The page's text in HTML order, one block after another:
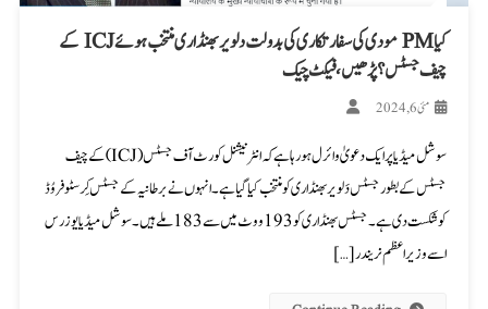
کیا PM مودی کی سفارتکاری کی بدولت دلویر بھنڈاری منتخب ہوئے ICJ کے
چیف جسٹس؟ پڑھیں، فیکٹ چیک
مئی 6, 2024
سوشل میڈیا پر ایک دعویٰ وائرل ہو رہا ہے کہ انٹرنیشنل کورٹ آف جسٹس (ICJ) کے چیف
جسٹس کے بطور جسٹس دَلویر بھنڈاری کو منتخب کیا گیا ہے۔ انہوں نے برطانیہ کے جسٹس کِرسٹوفر وُڈ
کو شکست دی ہے۔ جسٹس بھنڈاری کو 193 ووٹ میں سے 183 ملے ہیں۔ سوشل میڈیا یوزرس
اسے وزیراعظم نریندر […]